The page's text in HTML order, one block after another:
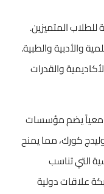
المتميزين.
والأدبية والطبية.
والقدرات
جامعياً يضم مؤسسات
كورك، مما يمنح
التي تناسب
علاقات دولية